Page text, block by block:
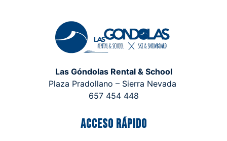
Las Góndolas Rental & School
Plaza Pradollano – Sierra Nevada
657 454 448
Acceso rápido